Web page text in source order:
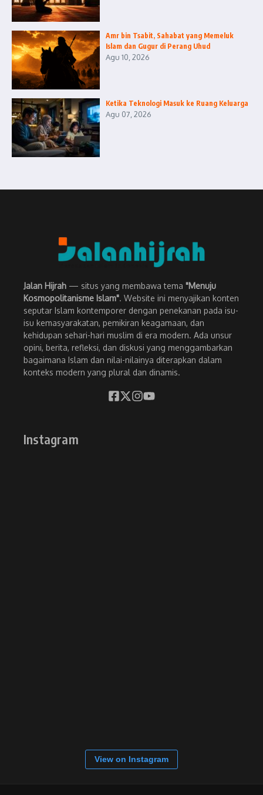
Amr bin Tsabit, Sahabat yang Memeluk
Islam dan Gugur di Perang Uhud
Agu 10, 2026
Ketika Teknologi Masuk ke Ruang Keluarga
Agu 07, 2026
Jalan Hijrah — situs yang membawa tema "Menuju
Kosmopolitanisme Islam". Website ini menyajikan konten
seputar Islam kontemporer dengan penekanan pada isu-
isu kemasyarakatan, pemikiran keagamaan, dan
kehidupan sehari-hari muslim di era modern. Ada unsur
opini, berita, refleksi, dan diskusi yang menggambarkan
bagaimana Islam dan nilai-nilainya diterapkan dalam
konteks modern yang plural dan dinamis.
Instagram
View on Instagram